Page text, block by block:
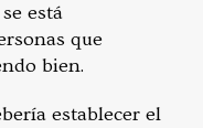
está
que
bien.
establecer el